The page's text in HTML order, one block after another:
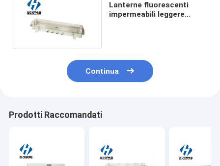
Lanterne fluorescenti
impermeabili leggere
Continua
Prodotti Raccomandati